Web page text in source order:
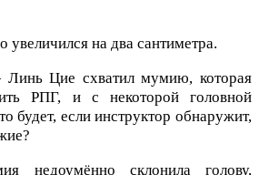
увеличился на два сантиметра.
Цие схватил мумию, которая
РПГ, и с некоторой головной
будет, если инструктор обнаружит,
недоумённо склонила голову,